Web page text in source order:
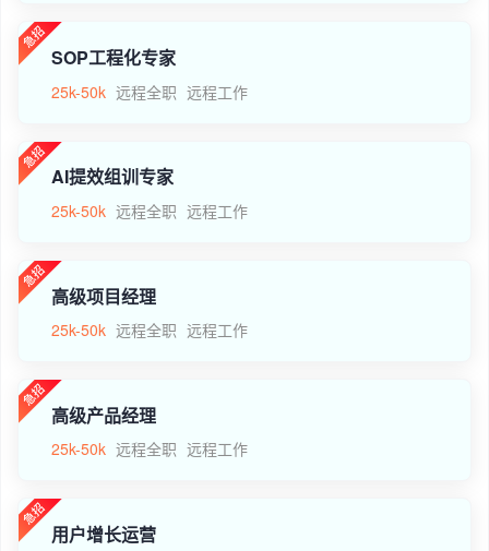
SOP工程化专家
25k-50k 远程全职 远程工作
AI提效组训专家
25k-50k 远程全职 远程工作
高级项目经理
25k-50k 远程全职 远程工作
高级产品经理
25k-50k 远程全职 远程工作
用户增长运营